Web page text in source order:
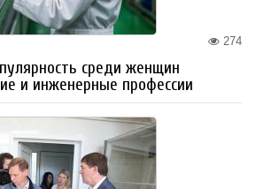
274
среди женщин
и инженерные профессии